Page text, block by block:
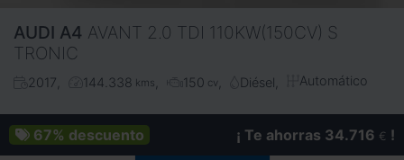
AUDI A4 AVANT 2.0 TDI 110KW(150CV) S
TRONIC
2017 144.338 kms 150 cv Diésel Automático
67% descuento ¡ Te ahorras 34.716 € !